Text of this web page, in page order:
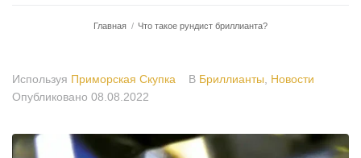
Главная / Что такое рундист бриллианта?
Используя Приморская Скупка В Бриллианты
Новости
Опубликовано 08.08.2022